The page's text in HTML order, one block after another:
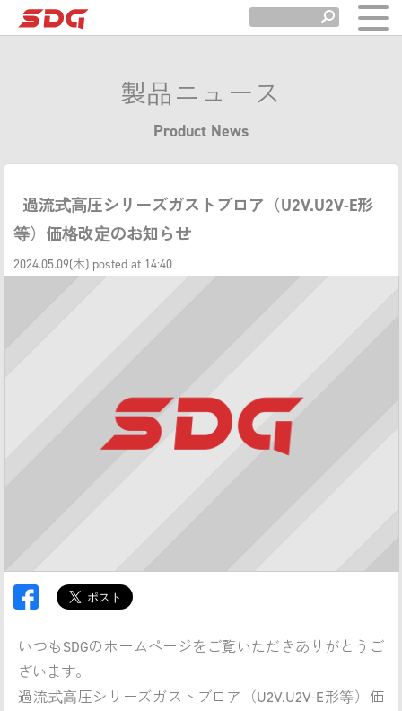
製品ニュース
Product News
過流式高圧シリーズガストブロア（U2V.U2V-E形
等）価格改定のお知らせ
2024.05.09(木) posted at 14:40
いつもSDGのホームページをご覧いただきありがとうご
ざいます。
過流式高圧シリーズガストブロア（U2V.U2V-E形等）価